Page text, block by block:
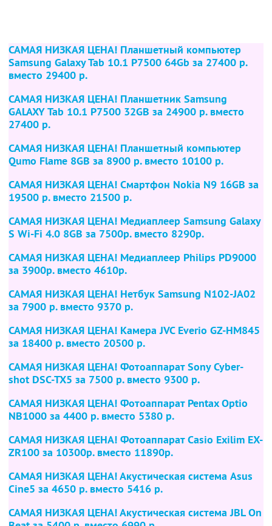
САМАЯ НИЗКАЯ ЦЕНА! Планшетный компьютер
Samsung Galaxy Tab 10.1 P7500 64Gb за 27400 р.
вместо 29400 р.
САМАЯ НИЗКАЯ ЦЕНА! Планшетник Samsung
GALAXY Tab 10.1 P7500 32GB за 24900 р. вместо
27400 р.
САМАЯ НИЗКАЯ ЦЕНА! Планшетный компьютер
Qumo Flame 8GB за 8900 р. вместо 10100 р.
САМАЯ НИЗКАЯ ЦЕНА! Смартфон Nokia N9 16GB за
19500 р. вместо 21500 р.
САМАЯ НИЗКАЯ ЦЕНА! Медиаплеер Samsung Galaxy
S Wi-Fi 4.0 8GB за 7500р. вместо 8290р.
САМАЯ НИЗКАЯ ЦЕНА! Медиаплеер Philips PD9000
за 3900р. вместо 4610р.
САМАЯ НИЗКАЯ ЦЕНА! Нетбук Samsung N102-JA02
за 7900 р. вместо 9370 р.
САМАЯ НИЗКАЯ ЦЕНА! Камера JVC Everio GZ-HM845
за 18400 р. вместо 20500 р.
САМАЯ НИЗКАЯ ЦЕНА! Фотоаппарат Sony Cyber-
shot DSC-TX5 за 7500 р. вместо 9300 р.
САМАЯ НИЗКАЯ ЦЕНА! Фотоаппарат Pentax Optio
NB1000 за 4400 р. вместо 5380 р.
САМАЯ НИЗКАЯ ЦЕНА! Фотоаппарат Casio Exilim EX-
ZR100 за 10300р. вместо 11890р.
САМАЯ НИЗКАЯ ЦЕНА! Акустическая система Asus
Cine5 за 4650 р. вместо 5416 р.
САМАЯ НИЗКАЯ ЦЕНА! Акустическая система JBL On